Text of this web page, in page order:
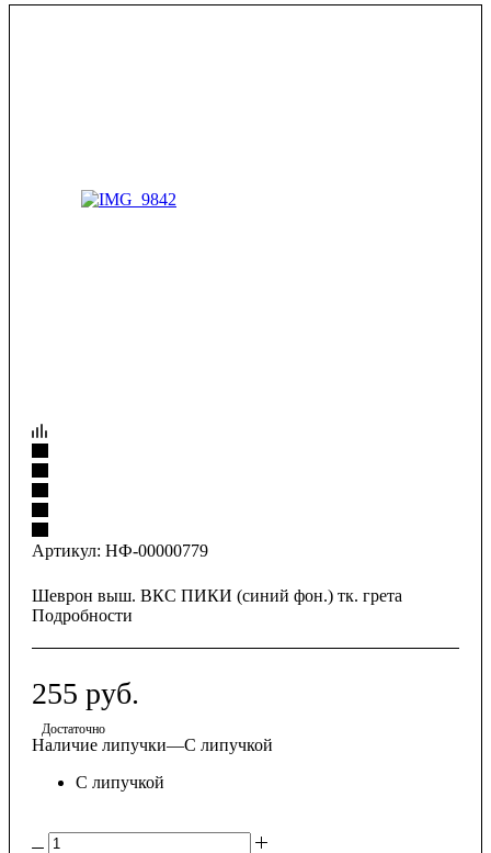
Артикул: НФ-00000779
Шеврон выш. ВКС ПИКИ (синий фон.) тк. грета
Подробности
255 руб.
Достаточно
Наличие липучки—С липучкой
С липучкой